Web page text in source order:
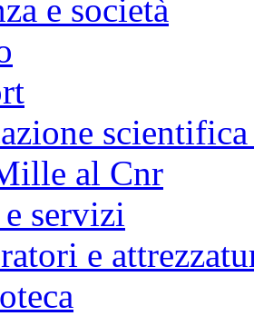
e società
al Cnr
servizi
e